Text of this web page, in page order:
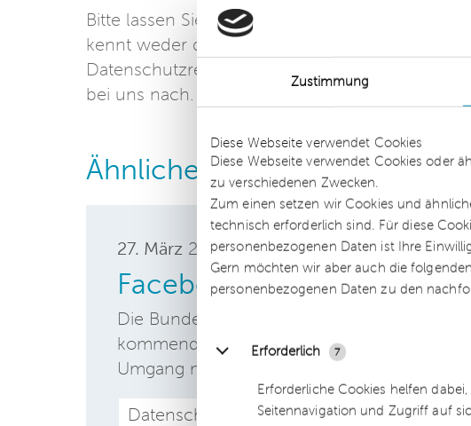
Zustimmung
Diese Webseite verwendet Cookies
Diese Webseite verwendet Cookies oder
zu verschiedenen Zwecken.
Zum einen setzen wir Cookies und
technisch erforderlich sind. Für diese
personenbezogenen Daten ist Ihre
Gern möchten wir aber auch die
personenbezogenen Daten zu den
Erforderlich 7
Erforderliche Cookies helfen
Seitennavigation und Zugriff auf
Bitte lassen Sie sich von solchen Anschreiben
kennt weder die Datenschutzgrundverordnung
Datenschutzrecht. Bitte ignorieren Sie
bei uns nach. Wir helfen Ihnen gerne in allen
Ähnliche Beiträge
27. März 2018
Facebook-Datenskandal
Die Bundesregierung verweist in der
kommende EU-DSGVO. Diese droht
Umgang mit persönlichen Daten ist und
Datenschutz